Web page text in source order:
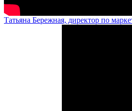
Татьяна Бережная, директор по